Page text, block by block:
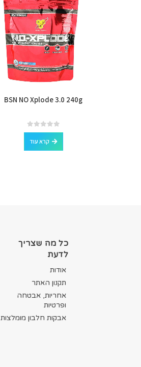
BSN NO Xplode 3.0 240g
0
out of 5
קרא עוד
כל מה שצריך
לדעת
אודות
תקנון האתר
אחריות, אבטחה
ופרטיות
אבקות חלבון מומלצות